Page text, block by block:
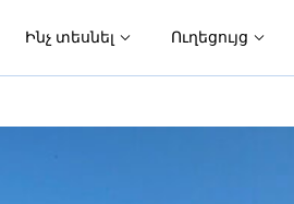
Ինչ տեսնել Ուղեցույց